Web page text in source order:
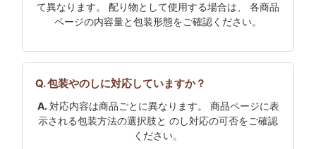
て異なります。 配り物として使用する場合は、 各商品
ページの内容量と包装形態をご確認ください。
包装やのしに対応していますか？
対応内容は商品ごとに異なります。 商品ページに表
示される包装方法の選択肢と のし対応の可否をご確認
ください。